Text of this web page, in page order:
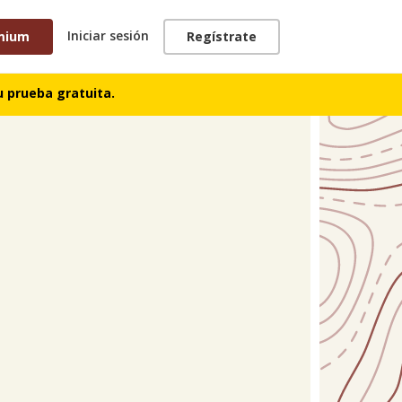
Iniciar sesión Regístrate
prueba gratuita.
TRACKS